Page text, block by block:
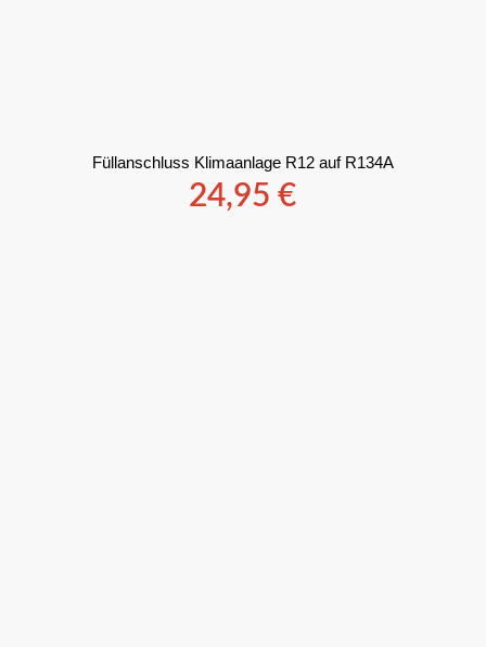
Füllanschluss Klimaanlage R12 auf R134A
24,95€